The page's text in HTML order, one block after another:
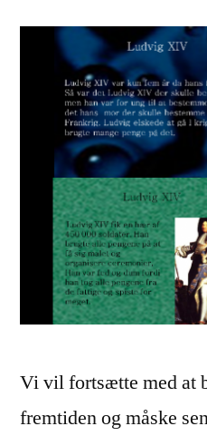
Vi vil fortsætte med at
fremtiden og måske